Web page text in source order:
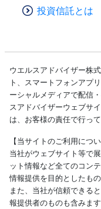
投資信託とは
ウエルスアドバイザー株
ト、スマートフォンアプ
ーシャルメディアで配信
スアドバイザーウェブサ
は、お客様の責任で行っ
【当サイトのご利用につい
当社がウェブサイト等で
ット情報など全てのコン
情報提供を目的としたも
また、当社が信頼できる
報提供者のものも含みま